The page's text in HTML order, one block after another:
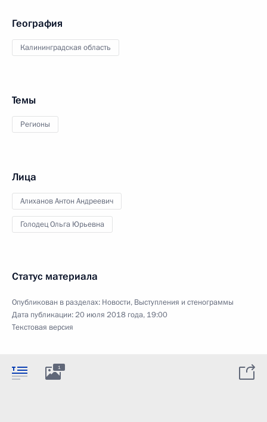
География
Калининградская область
Темы
Регионы
Лица
Алиханов Антон Андреевич
Голодец Ольга Юрьевна
Статус материала
Опубликован в разделах: Новости, Выступления и стенограммы
Дата публикации:20 июля 2018 года, 19:00
Текстовая версия
1